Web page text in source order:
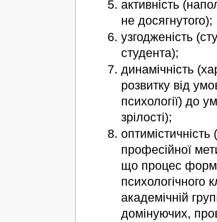
активність
не досягнутого);
узгодженість
студента);
динамічність
розвитку від
психології) до
зрілості);
оптимістичність
професійної
що процес
психологічного
академічній
домінуючих,